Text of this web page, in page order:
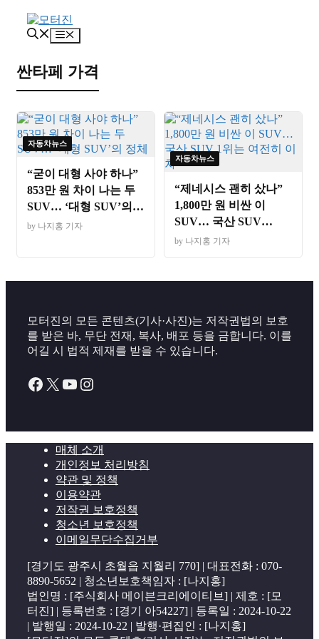
메
싼타페 가격
자동차뉴스
“굳이 대형 사야 하나”
853만 원 차이 나는 두
SUV… ‘대형 SUV’의
정체
by 나지홍 기자
자동차뉴스
“제네시스 괜히 샀나”
1,800만 원 비싼 이
SUV… 국산 SUV
1위는 여전히 이 차
by 나지홍 기자
모터진의 모든 콘텐츠(기사·사진)는 저작권법의 보호
를 받은 바, 무단 전재, 복사, 배포 등을 금합니다. 이를
어길 시 법적 제재를 받을 수 있습니다.
Facebook
X YouTube
Instagram
매체 소개
개인정보 처리방침
약관 및 정책
이용약관
저작권 보호정책
청소년 보호정책
이메일무단수집거부
[경기도 광주시 초월읍 지월리 770] | 대표전화 : 070-
8890-5652 | 청소년보호책임자 : [나지홍]
법인명 : [주식회사 메이븐크리에이티브] | 제호 : [모
터진] | 등록번호 : [경기 아54227] | 등록일 : 2024-10-22
| 발행일 : 2024-10-22 | 발행·편집인 : [나지홍]